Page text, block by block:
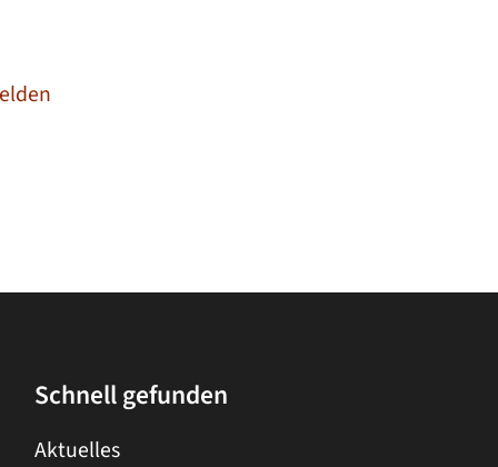
Schnell gefunden
Aktuelles